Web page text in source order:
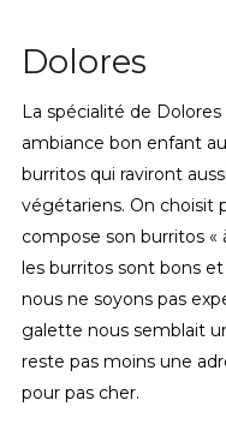
Dolores
La spécialité de
ambiance bon enfant
burritos qui raviront
végétariens. On choisit
compose son burritos «
les burritos sont bons
nous ne soyons pas
galette nous semblait
reste pas moins une
pour pas cher.